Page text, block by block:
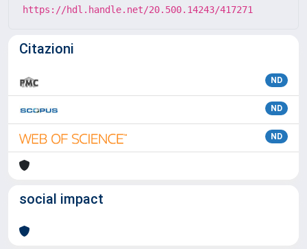
https://hdl.handle.net/20.500.14243/417271
Citazioni
ND
ND
ND
social impact